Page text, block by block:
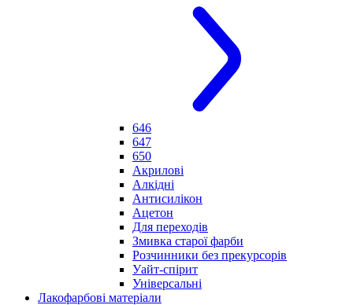
646
647
650
Акрилові
Алкідні
Антисилікон
Ацетон
Для переходів
Змивка старої фарби
Розчинники без прекурсорів
Уайт-спірит
Універсальні
Лакофарбові матеріали